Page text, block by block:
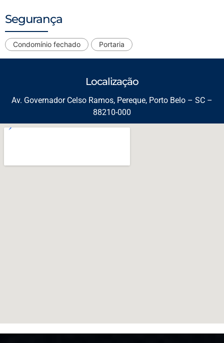
Segurança
Condomínio fechado Portaria
Localização
Av. Governador Celso Ramos, Pereque, Porto Belo – SC –
88210-000